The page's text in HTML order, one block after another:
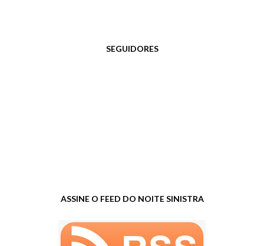
SEGUIDORES
ASSINE O FEED DO NOITE SINISTRA